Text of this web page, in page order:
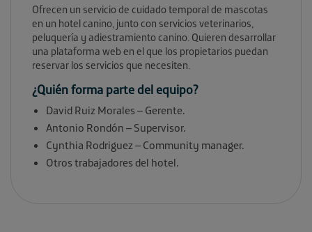
Ofrecen un servicio de cuidado temporal de mascotas
en un hotel canino, junto con servicios veterinarios,
peluquería y adiestramiento canino. Quieren desarrollar
una plataforma web en el que los propietarios puedan
reservar los servicios que necesiten.
¿Quién forma parte del equipo?
David Ruiz Morales – Gerente.
Antonio Rondón – Supervisor.
Cynthia Rodriguez – Community manager.
Otros trabajadores del hotel.